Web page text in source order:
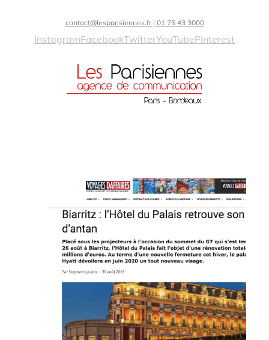
contact@lesparisiennes.fr | 01 75 43 3000
InstagramFacebookTwitterYouTubePinterest